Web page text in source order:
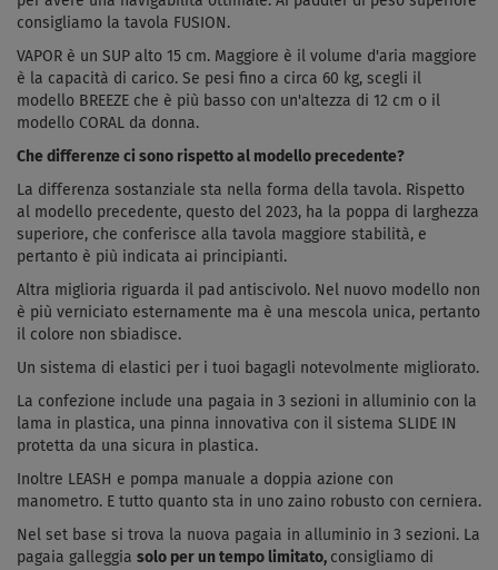
consigliamo la tavola FUSION.
VAPOR è un SUP alto 15 cm. Maggiore è il volume d'aria maggiore
è la capacità di carico. Se pesi fino a circa 60 kg, scegli il
modello BREEZE che è più basso con un'altezza di 12 cm o il
modello CORAL da donna.
Che differenze ci sono rispetto al modello precedente?
La differenza sostanziale sta nella forma della tavola. Rispetto
al modello precedente, questo del 2023, ha la poppa di larghezza
superiore, che conferisce alla tavola maggiore stabilità, e
pertanto è più indicata ai principianti.
Altra miglioria riguarda il pad antiscivolo. Nel nuovo modello non
è più verniciato esternamente ma è una mescola unica, pertanto
il colore non sbiadisce.
Un sistema di elastici per i tuoi bagagli notevolmente migliorato.
La confezione include una pagaia in 3 sezioni in alluminio con la
lama in plastica, una pinna innovativa con il sistema SLIDE IN
protetta da una sicura in plastica.
Inoltre LEASH e pompa manuale a doppia azione con
manometro. E tutto quanto sta in uno zaino robusto con cerniera.
Nel set base si trova la nuova pagaia in alluminio in 3 sezioni. La
pagaia galleggia solo per un tempo limitato, consigliamo di